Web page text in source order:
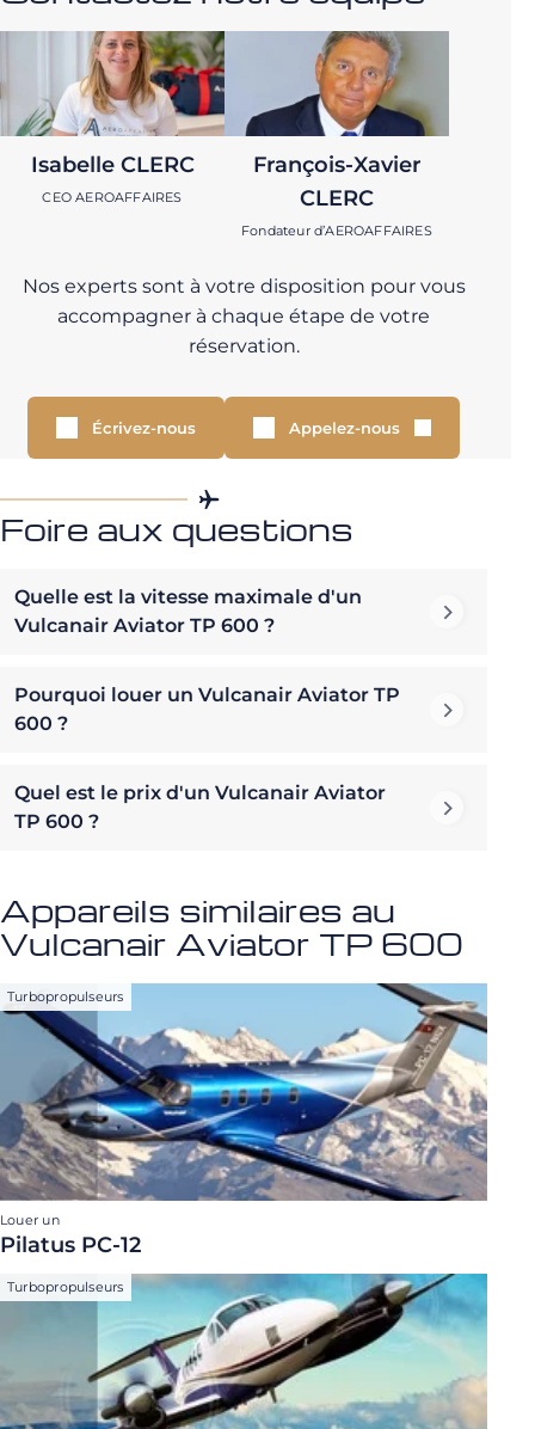
Isabelle CLERC
CEO AEROAFFAIRES
François-Xavier
CLERC
Fondateur d’AEROAFFAIRES
Nos experts sont à votre disposition pour vous
accompagner à chaque étape de votre
réservation.
Écrivez-nous Appelez-nous
Foire aux questions
Quelle est la vitesse maximale d'un
Vulcanair Aviator TP 600 ?
Pourquoi louer un Vulcanair Aviator TP
600 ?
Quel est le prix d'un Vulcanair Aviator
TP 600 ?
Appareils similaires au
Vulcanair Aviator TP 600
Turbopropulseurs
Louer un
Pilatus PC-12
Turbopropulseurs